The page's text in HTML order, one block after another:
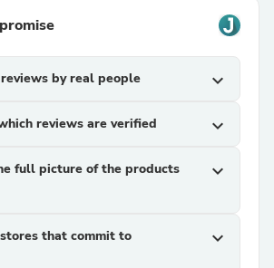
by real people expand_more
reviews are verified expand_more
full picture of the products
expand_more
that commit to
expand_more